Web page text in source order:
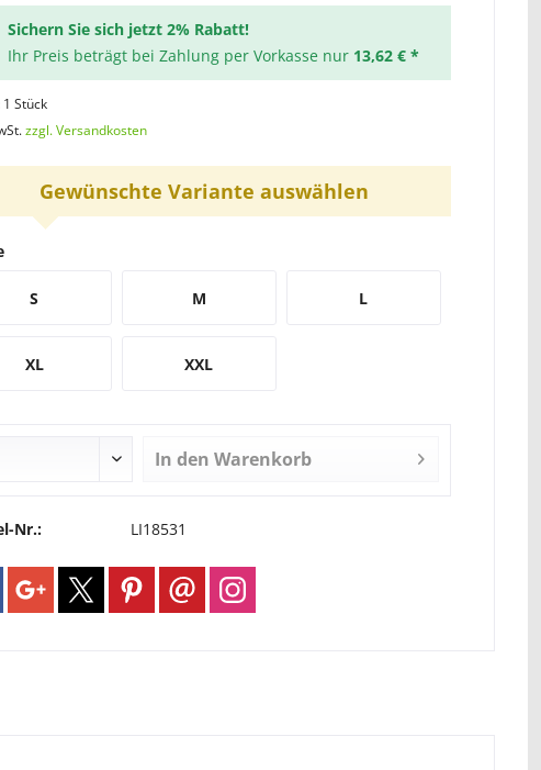
Sichern Sie sich jetzt 2% Rabatt!
Ihr Preis beträgt bei Zahlung per Vorkasse nur 13,62 € *
1 Stück
zzgl. Versandkosten
Gewünschte Variante auswählen
S M L
XL XXL
In den Warenkorb
Nr.: LI18531